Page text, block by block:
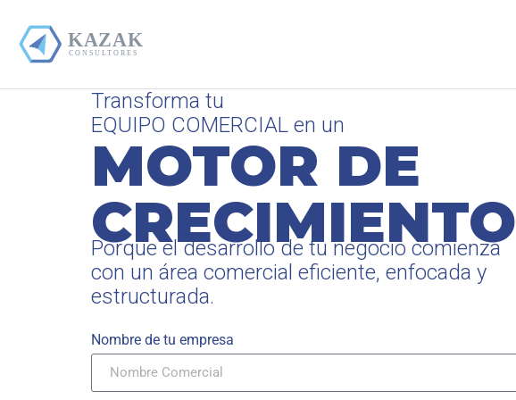
Transforma tu
EQUIPO COMERCIAL en un
MOTOR DE
CRECIMIENTO
Porque el desarrollo de tu negocio comienza
con un área comercial eficiente, enfocada y
estructurada.
Nombre de tu empresa